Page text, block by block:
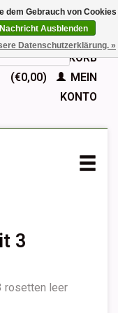
Deutsch
Nederlands
English
IHR WARENKORB
(€0,00)
MEIN
KONTO
3
rosetten leer
dem Gebrauch von Cookies
Ausblenden
Datenschutzerklärung. »